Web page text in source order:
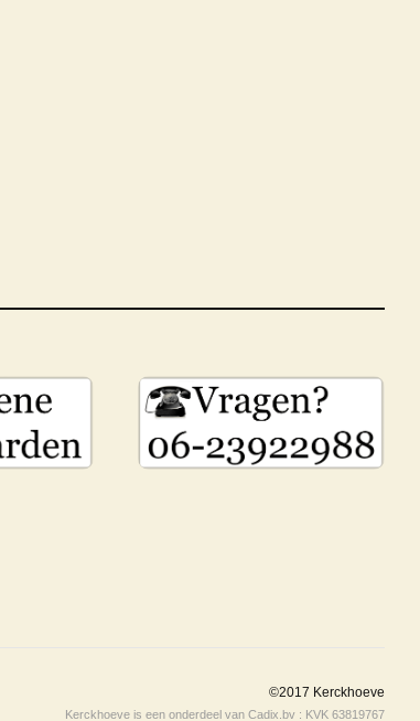
©2017 Kerckhoeve
Kerckhoeve is een onderdeel van Cadix.bv : KVK 63819767